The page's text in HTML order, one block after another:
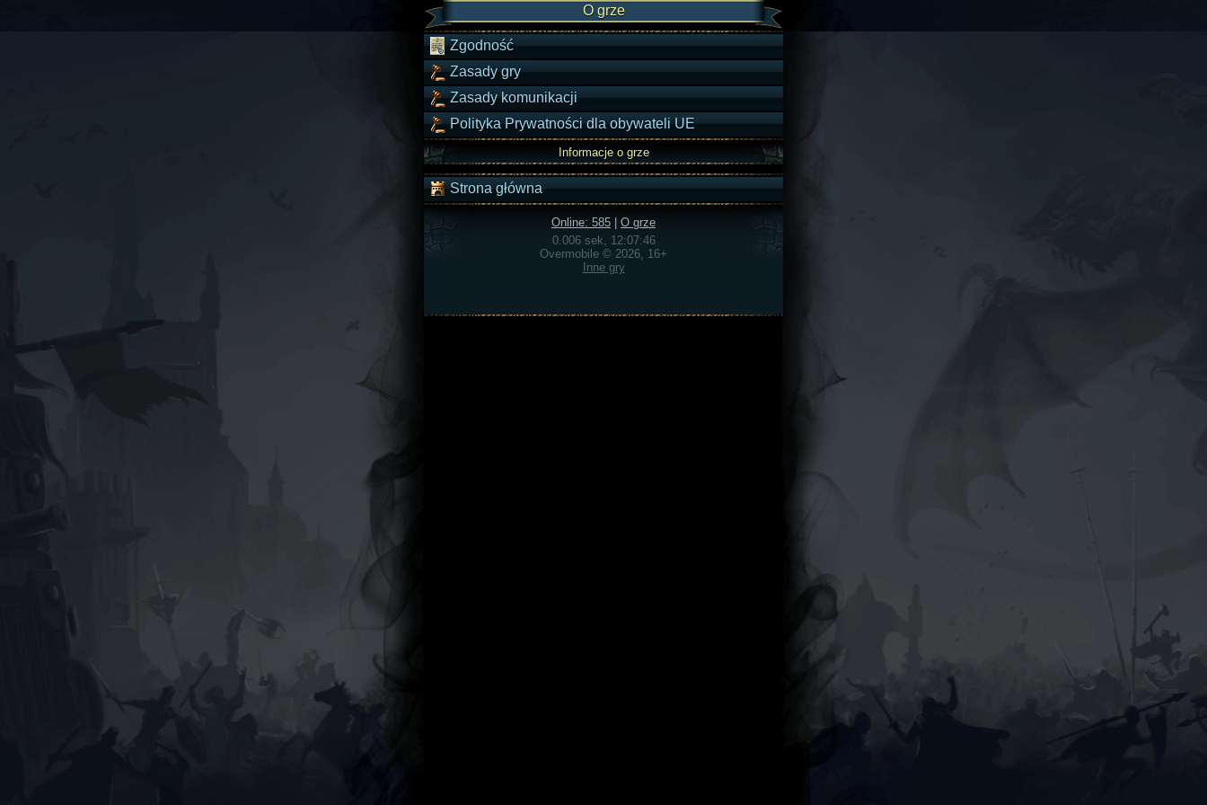
O grze
Zgodność
Zasady gry
Zasady komunikacji
Polityka Prywatności dla obywateli UE
Informacje o grze
Strona główna
Online: 585
O grze
0.006 sek, 12:07:46
Overmobile © 2026, 16+
Inne gry